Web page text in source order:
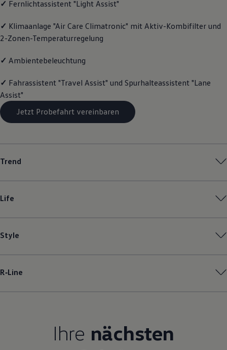
Motorenöl und Flüssigkeiten
Pannen- und Unfallhilfe
Economy Service
Volkswagen Teile
Modellspezifisches Zubehör
Transport
Entertainment und Elektronik
Individualisieren
Wallbox und Ladekabel
Digitale Extras
Dienste für Ihr Modell finden
✓ Fernlichtassistent "Light Assist"
✓ Klimaanlage "Air Care Climatronic" mit Aktiv-Kombifilter und
2-Zonen-Temperaturregelung
✓ Ambientebeleuchtung
✓ Fahrassistent "Travel Assist" und Spurhalteassistent "Lane
Assist"
Jetzt Probefahrt vereinbaren
Trend
Life
Style
R‑Line
Ihre nächsten